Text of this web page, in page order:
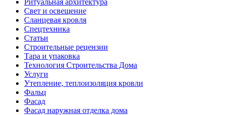
Свет и освещение
Сланцевая кровля
Спецтехника
Статьи
Строительные рецензии
Тара и упаковка
Технология Строительства Дома
Услуги
Утепление, теплоизоляция кровли
Фальц
Фасад
Фасад наружная отделка дома